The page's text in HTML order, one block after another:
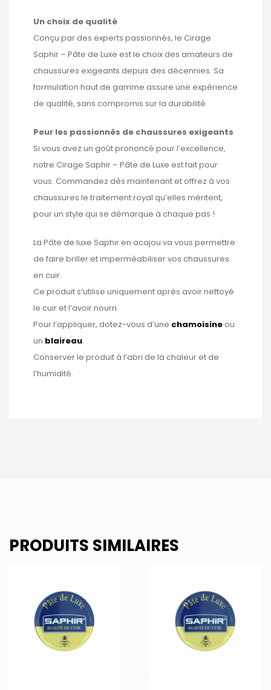
Un choix de qualité
Conçu par des experts passionnés, le Cirage
Saphir – Pâte de Luxe est le choix des amateurs de
chaussures exigeants depuis des décennies. Sa
formulation haut de gamme assure une expérience
de qualité, sans compromis sur la durabilité.
Pour les passionnés de chaussures exigeants
Si vous avez un goût prononcé pour l’excellence,
notre Cirage Saphir – Pâte de Luxe est fait pour
vous. Commandez dès maintenant et offrez à vos
chaussures le traitement royal qu’elles méritent,
pour un style qui se démarque à chaque pas !
La Pâte de luxe Saphir en acajou va vous permettre
de faire briller et imperméabiliser vos chaussures
en cuir.
Ce produit s’utilise uniquement après avoir nettoyé
le cuir et l’avoir nourri.
Pour l’appliquer, dotez-vous d’une chamoisine ou
un blaireau.
Conserver le produit à l’abri de la chaleur et de
l’humidité.
PRODUITS SIMILAIRES